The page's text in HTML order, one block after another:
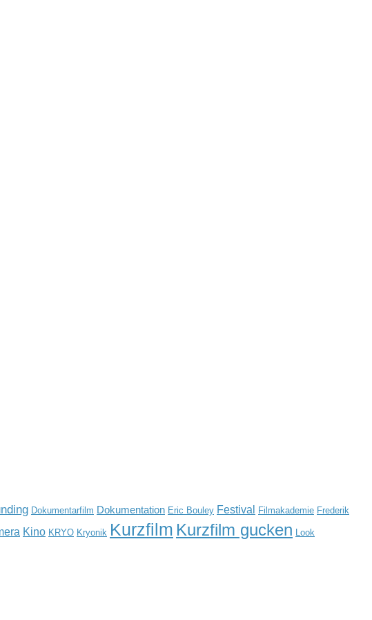
Dokumentarfilm Dokumentation Eric Bouley Festival Filmakademie Frederik
Kino KRYO Kryonik Kurzfilm Kurzfilm gucken Look